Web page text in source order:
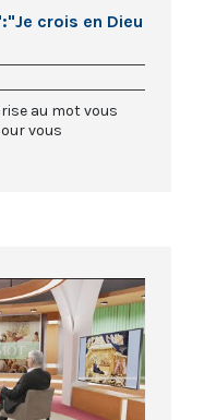
crois en Dieu
au mot vous
vous